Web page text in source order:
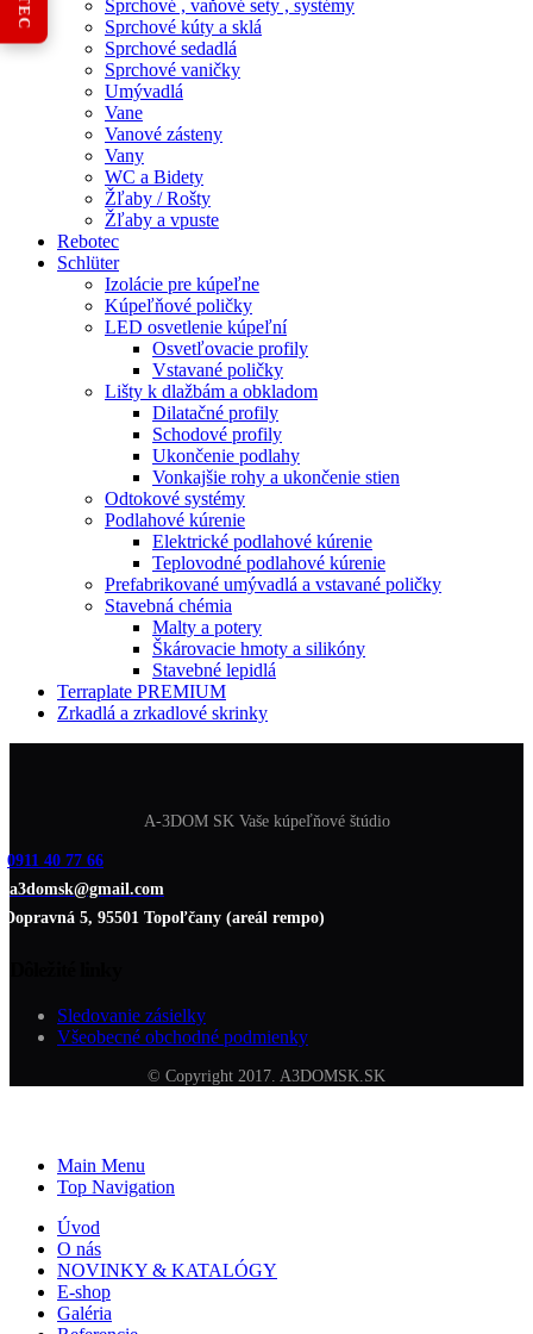
Sprchové , vaňové sety , systémy
Sprchové kúty a sklá
Sprchové sedadlá
Sprchové vaničky
Umývadlá
Vane
Vanové zásteny
Vany
WC a Bidety
Žľaby / Rošty
Žľaby a vpuste
Rebotec
Schlüter
Izolácie pre kúpeľne
Kúpeľňové poličky
LED osvetlenie kúpeľní
Osvetľovacie profily
Vstavané poličky
Lišty k dlažbám a obkladom
Dilatačné profily
Schodové profily
Ukončenie podlahy
Vonkajšie rohy a ukončenie stien
Odtokové systémy
Podlahové kúrenie
Elektrické podlahové kúrenie
Teplovodné podlahové kúrenie
Prefabrikované umývadlá a vstavané poličky
Stavebná chémia
Malty a potery
Škárovacie hmoty a silikóny
Stavebné lepidlá
Terraplate PREMIUM
Zrkadlá a zrkadlové skrinky
A-3DOM SK Vaše kúpeľňové štúdio
0911 40 77 66
a3domsk@gmail.com
Dopravná 5, 95501 Topoľčany (areál rempo)
Sledovanie zásielky
Všeobecné obchodné podmienky
© Copyright 2017. A3DOMSK.SK
Main Menu
Top Navigation
Úvod
O nás
NOVINKY & KATALÓGY
E-shop
Galéria